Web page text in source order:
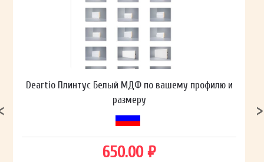
Deartio Плинтус Белый МДФ по вашему профилю и
размеру
650.00 ₽